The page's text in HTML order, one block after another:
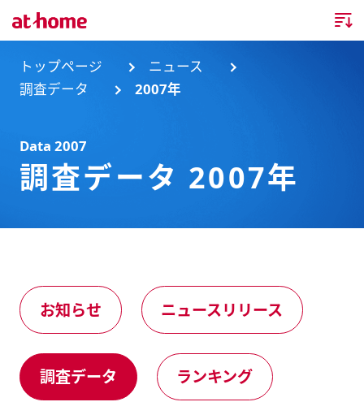
トップページ
企業理念
会社概要
沿革
サステナビリティ
健康経営
ニュースTOP
お知らせ
調査データ
ランキング
メディア掲載情報
事業内容
消費者向け不動産情報サービス
不動産業務支援サービス
キャリア採用情報
障がい者採用情報
トップページ
ニュース
調査データ
2007年
調査データ 2007年
Data 2007
お知らせ ニュースリリース
調査データ ランキング